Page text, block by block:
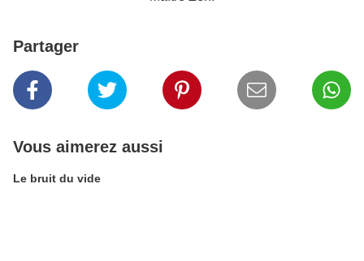
Partager
Vous aimerez aussi
Le bruit du vide